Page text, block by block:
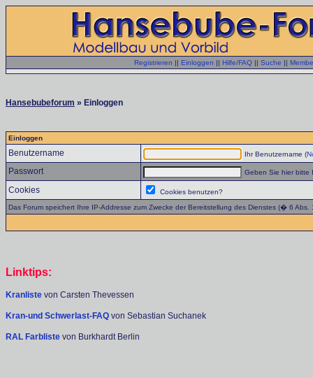
Registrieren || Einloggen || Hilfe/FAQ || Suche ||
Hansebubeforum » Einloggen
Einloggen
Benutzername Ihr Benutzername (
Passwort Geben Sie hier bitte
Cookies
Cookies benutzen?
Das Forum speichert Ihre IP-Addresse zum Zwecke der Bereitstellung des Dienstes (� 6
Linktips:
Kranliste von Carsten Thevessen
Kran-und Schwerlast-FAQ von Sebastian Suchanek
RAL Farbliste von Burkhardt Berlin